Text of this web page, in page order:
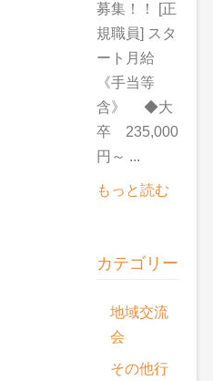
募集！！ [正
規職員] スタ
ート月給
《手当等
含》 ◆大
卒 235,000
円～ ...
もっと読む
カテゴリー
地域交流
会
その他行